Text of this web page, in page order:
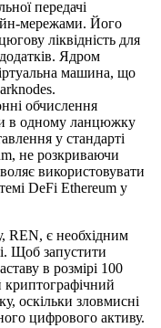
передачі
мережами. Його
ліквідність для
Ядром
машина, що
обчислення
в одному ланцюжку
у стандарті
не розкриваючи
використовувати
DeFi Ethereum у
REN, є необхідним
Щоб запустити
в розмірі 100
криптографічний
оскільки зловмисні
цифрового активу.